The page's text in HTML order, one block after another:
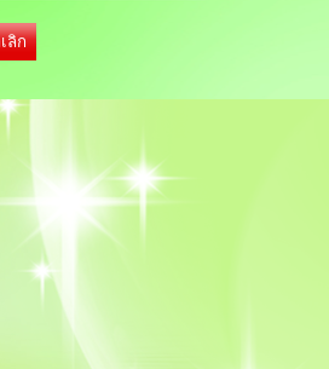
ลิก